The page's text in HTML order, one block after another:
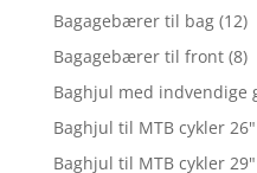
Bagagebærer til bag (12)
Bagagebærer til front (8)
Baghjul med indvendige
Baghjul til MTB cykler 26"
Baghjul til MTB cykler 29"